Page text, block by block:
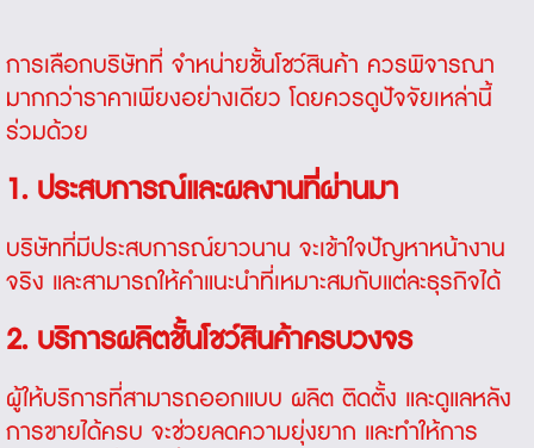
การเลือกบริษัทที่ จำหน่ายชั้นโชว์สินค้า ควรพิจารณา
มากกว่าราคาเพียงอย่างเดียว โดยควรดูปัจจัยเหล่านี้
ร่วมด้วย
1. ประสบการณ์และผลงานที่ผ่านมา
บริษัทที่มีประสบการณ์ยาวนาน จะเข้าใจปัญหาหน้างาน
จริง และสามารถให้คำแนะนำที่เหมาะสมกับแต่ละธุรกิจได้
2. บริการผลิตชั้นโชว์สินค้าครบวงจร
ผู้ให้บริการที่สามารถออกแบบ ผลิต ติดตั้ง และดูแลหลัง
การขายได้ครบ จะช่วยลดความยุ่งยาก และทำให้การ